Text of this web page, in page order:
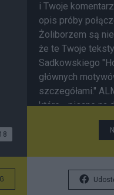
18
i Twoje
opis próby
Żoliborzem są
że te Twoje
Sadkowskiego
głównych
szczegółami."
które - pisane na
raczej się
Powstaniu,
niespodziewaną
ideolog.